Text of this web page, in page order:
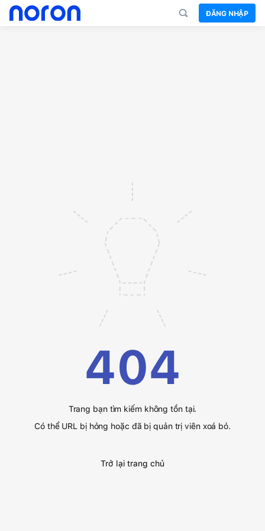
ĐĂNG NHẬP
404
Trang bạn tìm kiếm không tồn tại.
Có thể URL bị hỏng hoặc đã bị quản trị viên xoá bỏ.
Trở lại trang chủ